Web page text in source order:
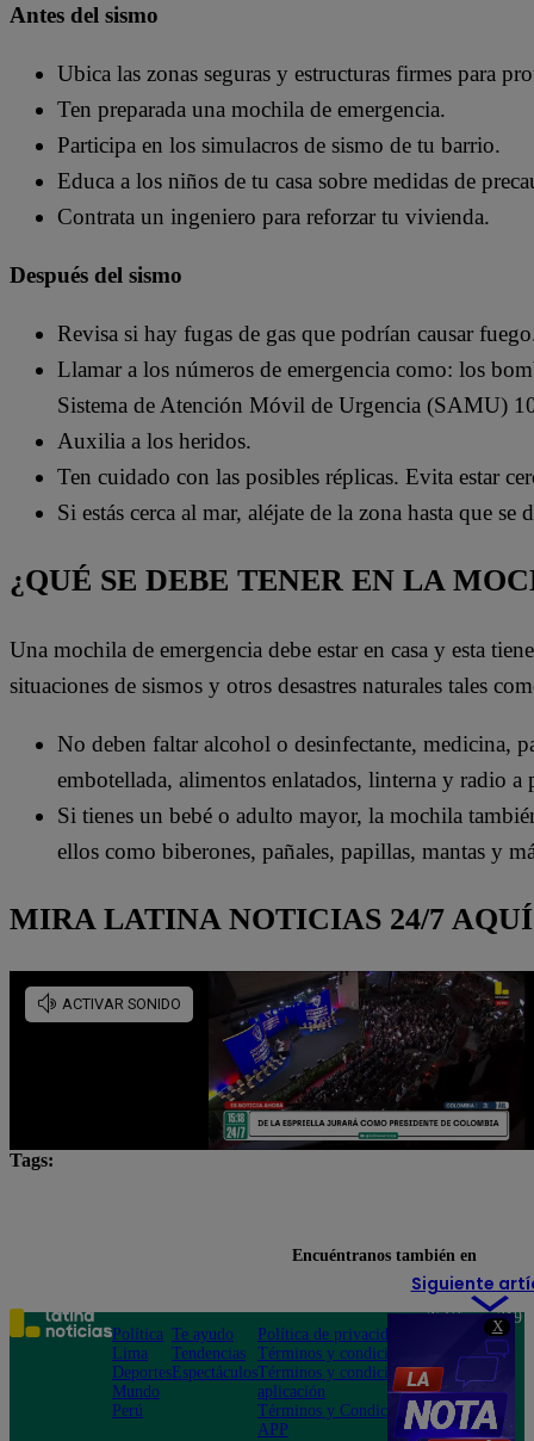
X
Antes del sismo
Ubica las zonas seguras y estructuras firmes para
Ten preparada una mochila de emergencia.
Participa en los simulacros de sismo de tu barrio.
Educa a los niños de tu casa sobre medidas de
Contrata un ingeniero para reforzar tu vivienda.
Después del sismo
Revisa si hay fugas de gas que podrían causar
Llamar a los números de emergencia como: los
Sistema de Atención Móvil de Urgencia (SAMU)
Auxilia a los heridos.
Ten cuidado con las posibles réplicas. Evita estar
Si estás cerca al mar, aléjate de la zona hasta que
¿QUÉ SE DEBE TENER EN LA
Una mochila de emergencia debe estar en casa y esta
situaciones de sismos y otros desastres naturales tales
No deben faltar alcohol o desinfectante, medicina,
embotellada, alimentos enlatados, linterna y radio a
Si tienes un bebé o adulto mayor, la mochila
ellos como biberones, pañales, papillas, mantas y
MIRA LATINA NOTICIAS 24/7 AQUÍ
Tags:
Siguiente
Encuéntranos también en
Política
Lima
Deportes
Mundo
Perú
Te ayudo
Tendencias
Espectáculos
Política de privacidad
Términos y condiciones
Términos y condiciones
aplicación
Términos y Condiciones
APP
Teléfono: 219
Av. San
Felipe 968
Jesús María